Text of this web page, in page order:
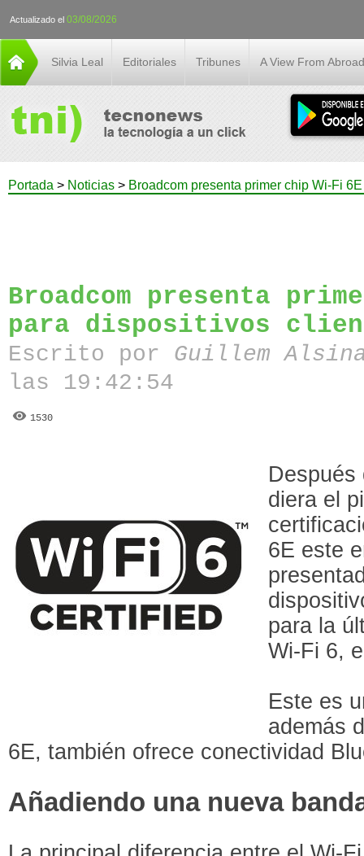
Actualizado el 03/08/2026
Silvia Leal Editoriales Tribunes A View From Abroad
Portada > Noticias > Broadcom presenta primer chip Wi-Fi
Broadcom presenta
para dispositivos
Escrito por Guillem
las 19:42:54
1530
Después
diera el
6E este
para la
Wi-Fi 6,
Este es
además
6E, también ofrece conectividad
Añadiendo una nueva